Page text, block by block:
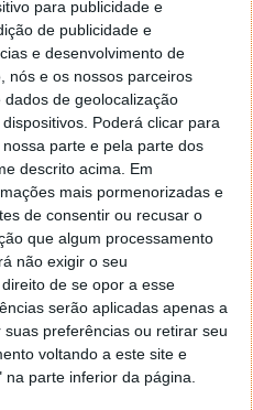
para publicidade e
de publicidade e
e desenvolvimento de
nós e os nossos parceiros
de geolocalização
Poderá clicar para
parte e pela parte dos
descrito acima. Em
mais pormenorizadas e
de consentir ou recusar o
que algum processamento
não exigir o seu
de se opor a esse
serão aplicadas apenas a
preferências ou retirar seu
voltando a este site e
parte inferior da página.
eficaz?
ao LiDAR é a
se passa à volta do
modo, é uma tecnologia
mede propriedades da
a distância e/ou outra